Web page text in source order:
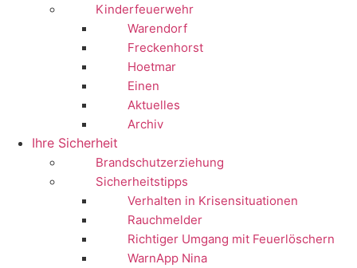
Kinderfeuerwehr
Warendorf
Freckenhorst
Hoetmar
Einen
Aktuelles
Archiv
Ihre Sicherheit
Brandschutzerziehung
Sicherheitstipps
Verhalten in Krisensituationen
Rauchmelder
Richtiger Umgang mit Feuerlöschern
WarnApp Nina